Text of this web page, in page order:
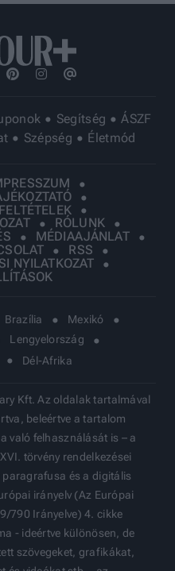
Segítség
ÁSZF
Szépség Életmód
RÓLUNK
MÉDIAAJÁNLAT
RSS
NYILATKOZAT
Brazília
Mexikó
Lengyelország
Dél-Afrika
Kft. Az oldalak tartalmával
beleértve a tartalom
való felhasználását is – a
törvény rendelkezései
és a digitális
irányelv (Az Európai
790 Irányelve) 4. cikke
- ideértve különösen, de
szövegeket, grafikákat,